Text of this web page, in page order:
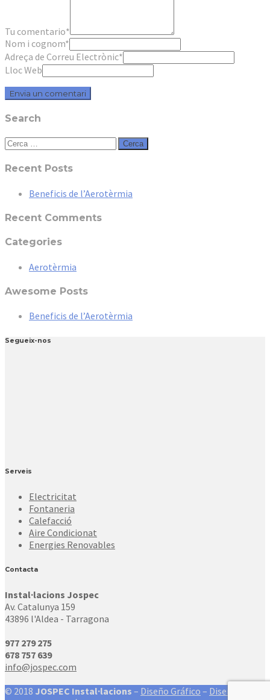
Tu comentario*
Nom i cognom*
Adreça de Correu Electrònic*
Lloc Web
Search
Cerca:
Recent Posts
Beneficis de l’Aerotèrmia
Recent Comments
Categories
Aerotèrmia
Awesome Posts
Beneficis de l’Aerotèrmia
Segueix-nos
Serveis
Electricitat
Fontaneria
Calefacció
Aire Condicionat
Energies Renovables
Contacta
Instal·lacions Jospec
Av. Catalunya 159
43896 l'Aldea - Tarragona
977 279 275
678 757 639
info@jospec.com
© 2018 JOSPEC Instal·lacions – Diseño Gráfico – Diseño Web